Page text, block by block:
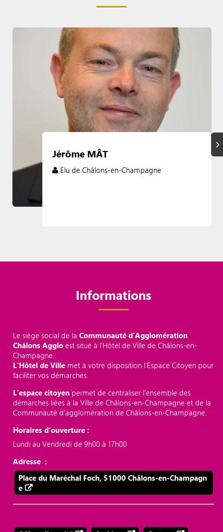
Jérôme MÂT
Elu de Châlons-en-Champagne
Informations
Le siège social de laCommunauté d'Agglomération
Châlons Aggloest situé à l'Hôtel de Ville de Châlons-en-
Champagne.
L’Hôtel de Ville met à votre disposition l’Espace Citoyen pour
faciliter vos démarches.
L’espace citoyen permet de centraliser l’ensemble des
démarches liées à la Ville de Châlons-en-Champagne et de la
Communauté d’agglomération de Châlons-en-Champagne.
Horaires d'ouverture :
Lundi au Vendredi de 9h00 à 17h00
Adresse :
Place du Maréchal Foch, 51000 Châlons-en-Champagn
e